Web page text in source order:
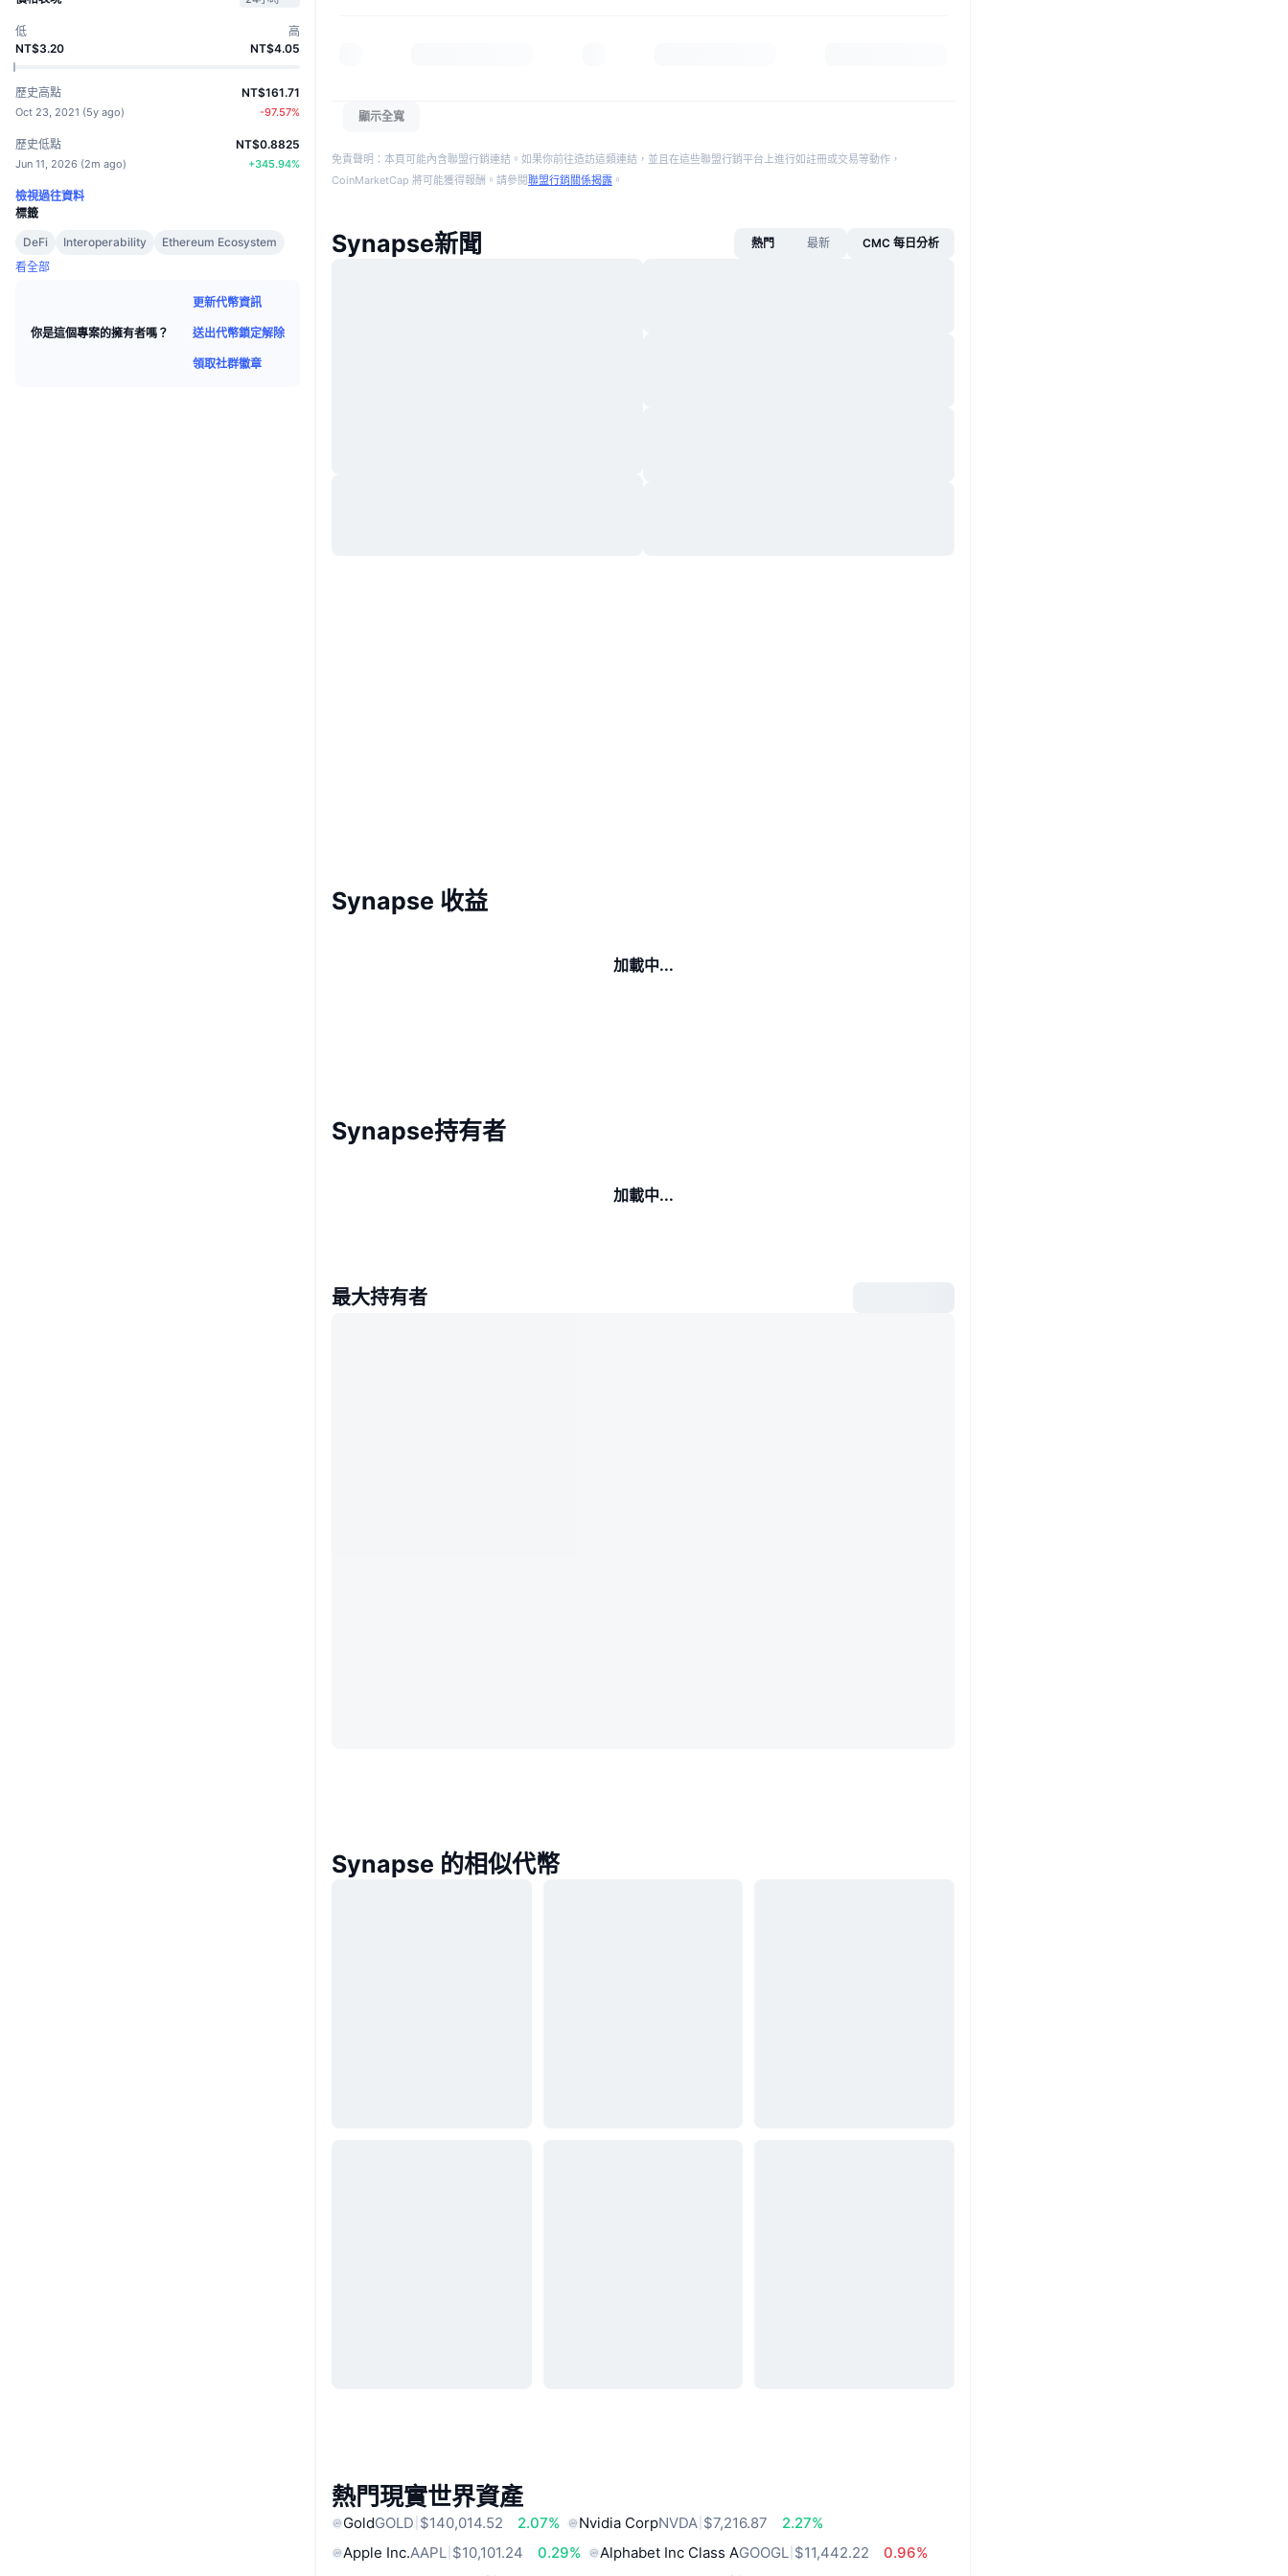
低
NT$3.20
高
NT$4.05
歷史高點
Oct 23, 2021 (5y ago)
NT$161.71
-97.57%
歷史低點
Jun 11, 2026 (2m ago)
NT$0.8825
+345.94%
檢視過往資料
標籤
DeFi
Interoperability
Ethereum Ecosystem
看全部
你是這個專案的擁有者嗎？
更新代幣資訊
送出代幣鎖定解除
領取社群徽章
顯示全寬
免責聲明：本頁可能內含聯盟行銷連結。如果你前往造訪這類連結，並且在這些聯盟行銷平台上進行如註冊或交易等動作，
CoinMarketCap 將可能獲得報酬。請參閱聯盟行銷關係揭露 。
Synapse新聞 熱門 最新 CMC 每日分析
Synapse 收益
加載中...
Synapse持有者
加載中...
最大持有者
Synapse 的相似代幣
熱門現實世界資產
GoldGOLD $140,014.52 2.07% Nvidia CorpNVDA $7,216.87
2.27%
Apple Inc.AAPL $10,101.24 0.29% Alphabet Inc Class AGOOGL $11,442.22
0.96%